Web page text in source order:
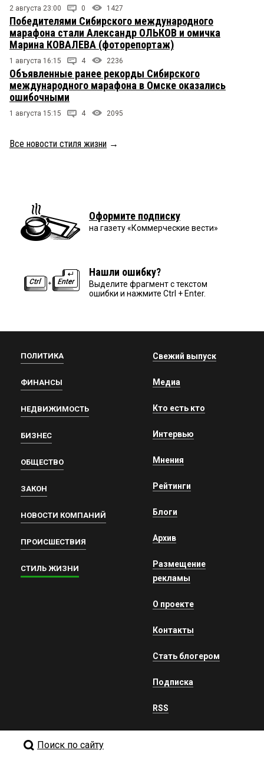
2 августа 23:00 0 1427
Победителями Сибирского международного
марафона стали Александр ОЛЬКОВ и омичка
Марина КОВАЛЕВА (фоторепортаж)
1 августа 16:15 4 2236
Объявленные ранее рекорды Сибирского
международного марафона в Омске оказались
ошибочными
1 августа 15:15 4 2095
Все новости стиля жизни →
Оформите подписку
на газету «Коммерческие вести»
Нашли ошибку?
Выделите фрагмент с текстом
ошибки и нажмите Ctrl + Enter.
ПОЛИТИКА
ФИНАНСЫ
НЕДВИЖИМОСТЬ
БИЗНЕС
ОБЩЕСТВО
ЗАКОН
НОВОСТИ КОМПАНИЙ
ПРОИСШЕСТВИЯ
СТИЛЬ ЖИЗНИ
Свежий выпуск
Медиа
Кто есть кто
Интервью
Мнения
Рейтинги
Блоги
Архив
Размещение
рекламы
О проекте
Контакты
Стать блогером
Подписка
RSS
Поиск по сайту